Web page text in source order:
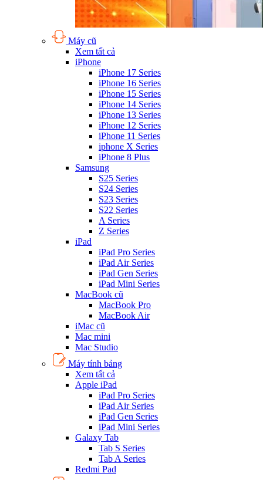
Máy cũ
Xem tất cả
iPhone
iPhone 17 Series
iPhone 16 Series
iPhone 15 Series
iPhone 14 Series
iPhone 13 Series
iPhone 12 Series
iPhone 11 Series
iphone X Series
iPhone 8 Plus
Samsung
S25 Series
S24 Series
S23 Series
S22 Series
A Series
Z Series
iPad
iPad Pro Series
iPad Air Series
iPad Gen Series
iPad Mini Series
MacBook cũ
MacBook Pro
MacBook Air
iMac cũ
Mac mini
Mac Studio
Máy tính bảng
Xem tất cả
Apple iPad
iPad Pro Series
iPad Air Series
iPad Gen Series
iPad Mini Series
Galaxy Tab
Tab S Series
Tab A Series
Redmi Pad